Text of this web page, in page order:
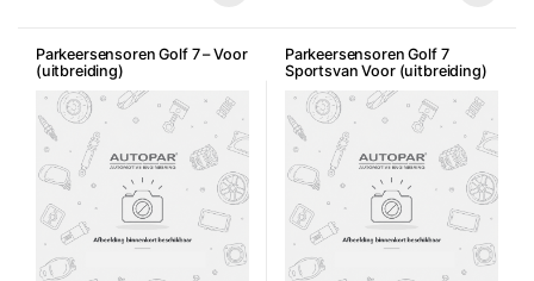
Parkeersensoren Golf 7 – Voor
(uitbreiding)
Parkeersensoren Golf 7
Sportsvan Voor (uitbreiding)